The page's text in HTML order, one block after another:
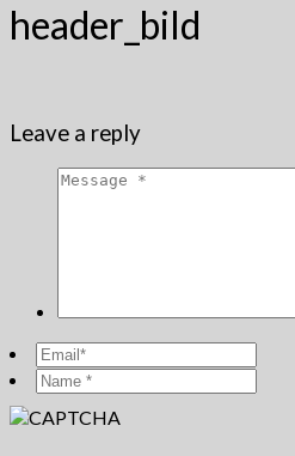
header_bild
Leave a reply